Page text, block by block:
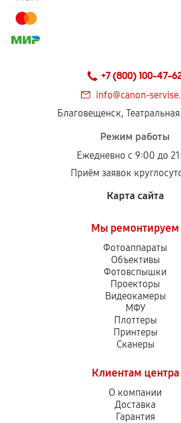
+7 (800) 100-47-
info@canon-
Благовещенск, Театральная
Режим работы
Ежедневно с 9:00 до
Приём заявок
Карта сайта
Мы ремонтируем
Фотоаппараты
Объективы
Фотовспышки
Проекторы
Видеокамеры
МФУ
Плоттеры
Принтеры
Сканеры
Клиентам центра
О компании
Доставка
Гарантия